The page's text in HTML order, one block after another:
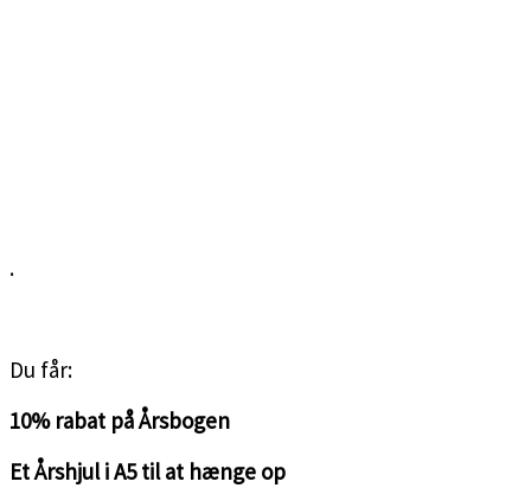
.
Du får:
10% rabat på Årsbogen
Et Årshjul i A5 til at hænge op